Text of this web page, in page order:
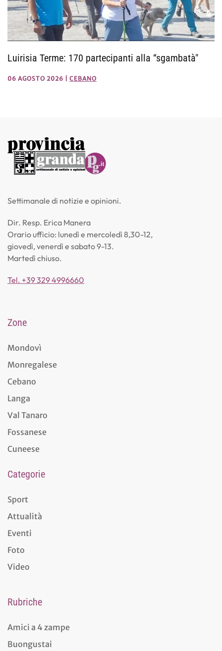
Luirisia Terme: 170 partecipanti alla “sgambatà"
06 AGOSTO 2026 CEBANO
Settimanale di notizie e opinioni.
Dir. Resp. Erica Manera
Orario ufficio: lunedì e mercoledì 8,30-12,
giovedì, venerdì e sabato 9-13.
Martedì chiuso.
Tel. +39 329 4996660
Zone
Mondovì
Monregalese
Cebano
Langa
Val Tanaro
Fossanese
Cuneese
Categorie
Sport
Attualità
Eventi
Foto
Video
Rubriche
Amici a 4 zampe
Buongustai